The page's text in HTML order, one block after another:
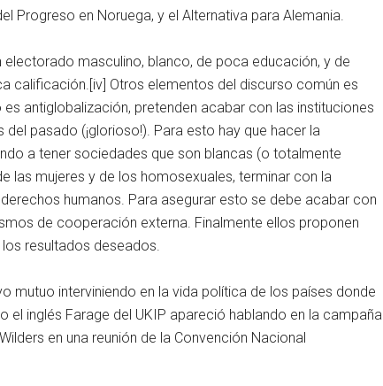
Progreso en Noruega, y el Alternativa para Alemania.
electorado masculino, blanco, de poca educación, y de
calificación.[iv] Otros elementos del discurso común es
antiglobalización, pretenden acabar con las instituciones
pasado (¡glorioso!). Para esto hay que hacer la
a tener sociedades que son blancas (o totalmente
las mujeres y de los homosexuales, terminar con la
humanos. Para asegurar esto se debe acabar con
de cooperación externa. Finalmente ellos proponen
resultados deseados.
mutuo interviniendo en la vida política de los países donde
inglés Farage del UKIP apareció hablando en la campaña
en una reunión de la Convención Nacional